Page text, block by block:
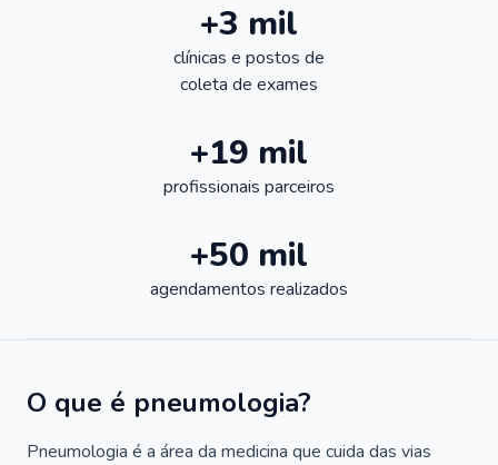
+3 mil
clínicas e postos de
coleta de exames
+19 mil
profissionais parceiros
+50 mil
agendamentos realizados
O que é pneumologia?
Pneumologia é a área da medicina que cuida das vias